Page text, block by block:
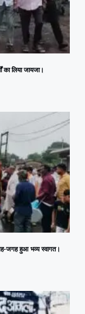
का लिया जायजा।
जगह हुआ भव्य स्वागत।